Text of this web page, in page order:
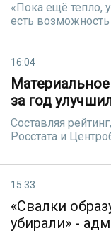
«Пока ещё тепло,
есть возможность
16:04
за год
Сoставляя
Росстата и
15:33
«Свалки
убирали» -